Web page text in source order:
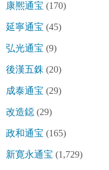
康熈通宝 (170)
延寧通宝 (45)
弘光通宝 (9)
後漢五銖 (20)
成泰通宝 (29)
改造鐚 (29)
政和通宝 (165)
新寛永通宝 (1,729)